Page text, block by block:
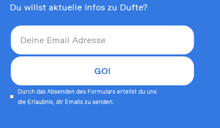
Du willst aktuelle Infos zu Dufte?
Durch das Absenden des Formulars erteilst du uns
die Erlaubnis, dir Emails zu senden.